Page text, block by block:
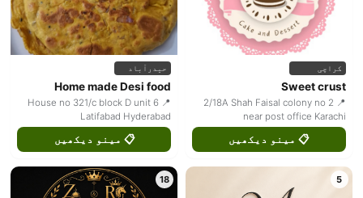
کراچی
Sweet crust
📍 2/18A Shah Faisal colony no 2
near post office Karachi
📋 مینو دیکھیں
حیدرآباد
Home made Desi food
📍 House no 321/c block D unit 6
Latifabad Hyderabad
📋 مینو دیکھیں
5
18